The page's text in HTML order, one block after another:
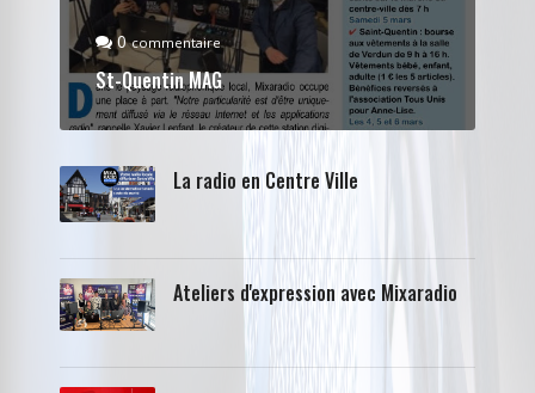
0commentaire
St-Quentin MAG
La radio en Centre Ville
Ateliers d'expression avec Mixaradio